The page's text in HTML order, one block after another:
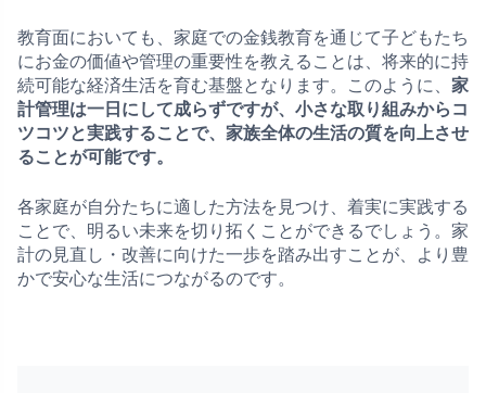
教育面においても、家庭での金銭教育を通じて子どもたち
にお金の価値や管理の重要性を教えることは、将来的に持
続可能な経済生活を育む基盤となります。このように、 家
計管理は一日にして成らずですが、小さな取り組みからコ
ツコツと実践することで、家族全体の生活の質を向上させ
ることが可能です。
各家庭が自分たちに適した方法を見つけ、着実に実践する
ことで、明るい未来を切り拓くことができるでしょう。家
計の見直し・改善に向けた一歩を踏み出すことが、より豊
かで安心な生活につながるのです。